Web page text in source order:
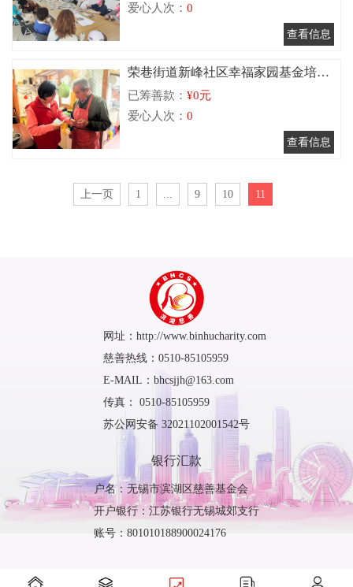
爱心人次： 0
荣巷街道新峰社区幸福家园基金培育
项目
已筹善款： ¥0元
爱心人次： 0
上一页 1 ... 9 10 11
网址：http://www.binhucharity.com
慈善热线：0510-85105959
E-MAIL：bhcsjjh@163.com
传真： 0510-85105959
苏公网安备 32021102001542号
银行汇款
户名：无锡市滨湖区慈善基金会
开户银行：江苏银行无锡城郊支行
账号：801010188900024176